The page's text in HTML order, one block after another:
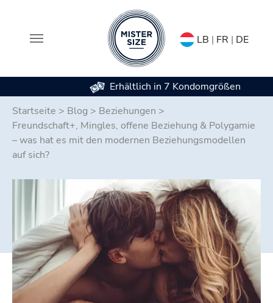
LB | FR | DE
Erhältlich in 7 Kondomgrößen
Startseite > Blog > Beziehungen >
Freundschaft+, Mingles, offene Beziehung & Polygamie
– was hat es mit den modernen Beziehungsmodellen
auf sich?